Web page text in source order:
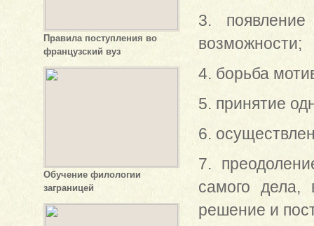
Правила поступления во
французский вуз
Обучение филологии
заграницей
3.
возможности;
4. борьба
5. принятие
6.
7.
самого дела,
решение и